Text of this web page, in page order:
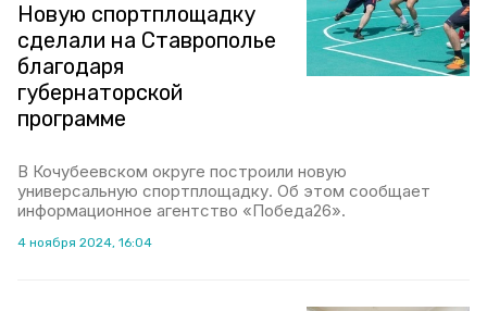
Новую спортплощадку
сделали на Ставрополье
благодаря
губернаторской
программе
В Кочубеевском округе построили новую
универсальную спортплощадку. Об этом сообщает
информационное агентство «Победа26».
4 ноября 2024, 16:04